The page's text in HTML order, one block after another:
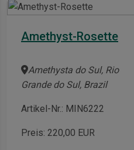
Amethyst-Rosette
Amethysta do Sul, Rio
Grande do Sul, Brazil
Artikel-Nr.: MIN6222
Preis: 220,00 EUR